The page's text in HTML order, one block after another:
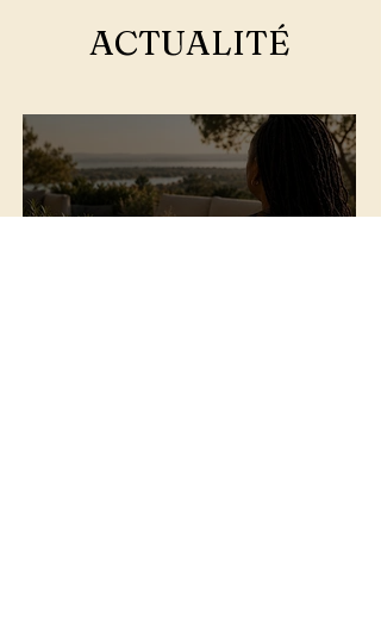
ACTUALITÉ